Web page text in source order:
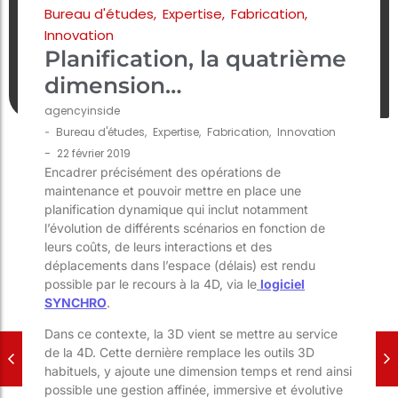
Bureau d'études, Expertise, Fabrication,
Innovation
Planification, la quatrième
dimension…
agencyinside
- Bureau d'études, Expertise, Fabrication, Innovation
- 22 février 2019
Encadrer précisément des opérations de
maintenance et pouvoir mettre en place une
planification dynamique qui inclut notamment
l’évolution de différents scénarios en fonction de
leurs coûts, de leurs interactions et des
déplacements dans l’espace (délais) est rendu
possible par le recours à la 4D, via le logiciel
SYNCHRO.
Dans ce contexte, la 3D vient se mettre au service
de la 4D. Cette dernière remplace les outils 3D
habituels, y ajoute une dimension temps et rend ainsi
possible une gestion affinée, immersive et évolutive